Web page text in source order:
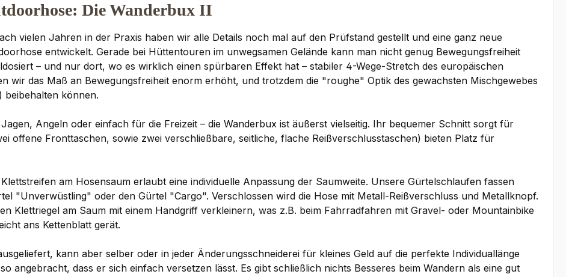
Die Wanderbux II
vielen Jahren in der Praxis haben wir alle Details noch mal auf den Prüfstand gestellt und eine ganz neue
entwickelt. Gerade bei Hüttentouren im unwegsamen Gelände kann man nicht genug Bewegungsfreiheit
– und nur dort, wo es wirklich einen spürbaren Effekt hat – stabiler 4-Wege-Stretch des europäischen
wir das Maß an Bewegungsfreiheit enorm erhöht, und trotzdem die "roughe" Optik des gewachsten Mischgewebes
beibehalten können.
Angeln oder einfach für die Freizeit – die Wanderbux ist äußerst vielseitig. Ihr bequemer Schnitt sorgt für
offene Fronttaschen, sowie zwei verschließbare, seitliche, flache Reißverschlusstaschen) bieten Platz für
am Hosensaum erlaubt eine individuelle Anpassung der Saumweite. Unsere Gürtelschlaufen fassen
"Unverwüstling" oder den Gürtel "Cargo". Verschlossen wird die Hose mit Metall-Reißverschluss und Metallknopf.
Klettriegel am Saum mit einem Handgriff verkleinern, was z.B. beim Fahrradfahren mit Gravel- oder Mountainbike
ans Kettenblatt gerät.
kann aber selber oder in jeder Änderungsschneiderei für kleines Geld auf die perfekte Individuallänge
angebracht, dass er sich einfach versetzen lässt. Es gibt schließlich nichts Besseres beim Wandern als eine gut